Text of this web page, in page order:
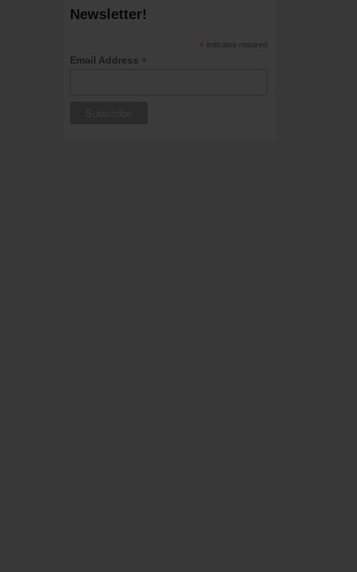
Newsletter!
* indicates required
Email Address *